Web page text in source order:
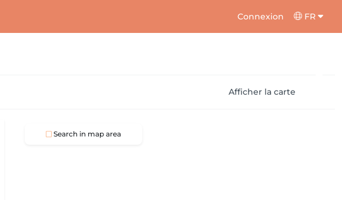
Connexion FR
Afficher la carte
Search in map area